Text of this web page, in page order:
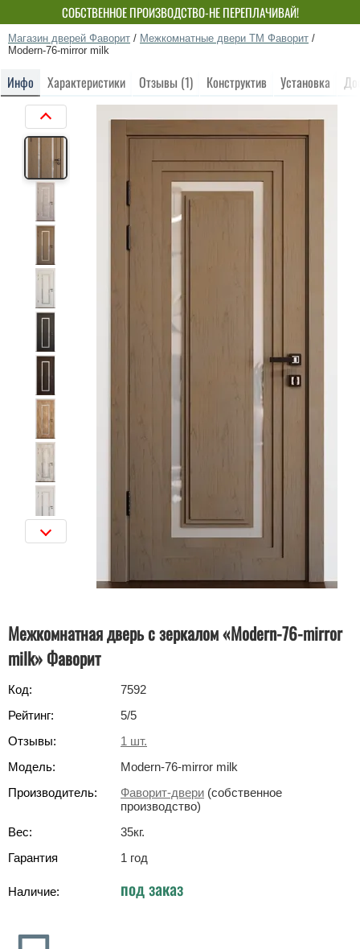
СОБСТВЕННОЕ ПРОИЗВОДСТВО-НЕ ПЕРЕПЛАЧИВАЙ!
Магазин дверей Фаворит / Межкомнатные двери ТМ Фаворит /
Modern-76-mirror milk
Инфо Характеристики Отзывы (1) Конструктив Установка
Межкомнатная дверь с зеркалом «Modern-76-mirror
milk» Фаворит
Код:
7592
Рейтинг:
5/5
Отзывы:
1 шт.
Модель:
Modern-76-mirror milk
Производитель:
Фаворит-двери (собственное
производство)
Вес:
35кг.
Гарантия
1 год
Наличие: под заказ